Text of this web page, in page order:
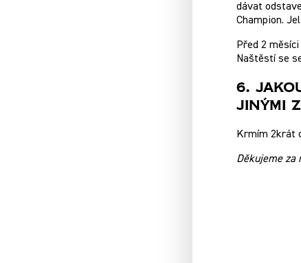
dávat
Champion.
Před 2
Naštěstí se
6.
Jinými
Krmím 2krát
Děkujeme za